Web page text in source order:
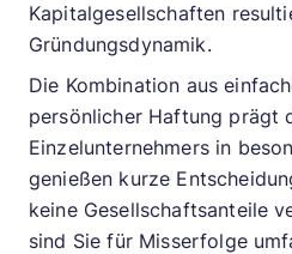
Kapitalgesellschaften
Gründungsdynamik.
Die Kombination aus
persönlicher Haftung prägt
Einzelunternehmers in
genießen kurze
keine Gesellschaftsanteile
sind Sie für Misserfolge